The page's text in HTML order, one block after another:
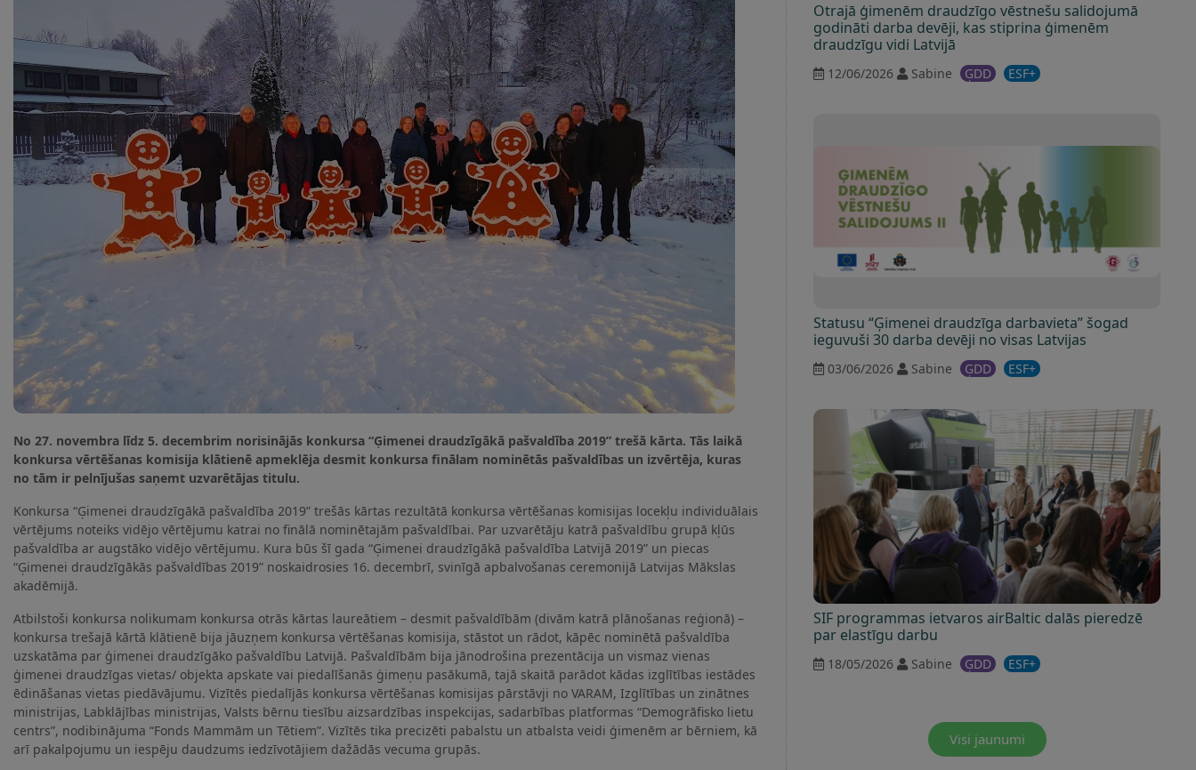
No 27. novembra līdz 5. decembrim norisinājās konkursa “Ģimenei draudzīgākā pašvaldība 2019” trešā kārta. Tās laikā
konkursa vērtēšanas komisija klātienē apmeklēja desmit konkursa finālam nominētās pašvaldības un izvērtēja, kuras
no tām ir pelnījušas saņemt uzvarētājas titulu.
Konkursa “Ģimenei draudzīgākā pašvaldība 2019” trešās kārtas rezultātā konkursa vērtēšanas komisijas locekļu individuālais
vērtējums noteiks vidējo vērtējumu katrai no finālā nominētajām pašvaldībai. Par uzvarētāju katrā pašvaldību grupā kļūs
pašvaldība ar augstāko vidējo vērtējumu. Kura būs šī gada “Ģimenei draudzīgākā pašvaldība Latvijā 2019” un piecas
“Ģimenei draudzīgākās pašvaldības 2019” noskaidrosies 16. decembrī, svinīgā apbalvošanas ceremonijā Latvijas Mākslas
akadēmijā.
Atbilstoši konkursa nolikumam konkursa otrās kārtas laureātiem – desmit pašvaldībām (divām katrā plānošanas reģionā) –
konkursa trešajā kārtā klātienē bija jāuzņem konkursa vērtēšanas komisija, stāstot un rādot, kāpēc nominētā pašvaldība
uzskatāma par ģimenei draudzīgāko pašvaldību Latvijā. Pašvaldībām bija jānodrošina prezentācija un vismaz vienas
ģimenei draudzīgas vietas/ objekta apskate vai piedalīšanās ģimeņu pasākumā, tajā skaitā parādot kādas izglītības iestādes
ēdināšanas vietas piedāvājumu. Vizītēs piedalījās konkursa vērtēšanas komisijas pārstāvji no VARAM, Izglītības un zinātnes
ministrijas, Labklājības ministrijas, Valsts bērnu tiesību aizsardzības inspekcijas, sadarbības platformas “Demogrāfisko lietu
centrs”, nodibinājuma “Fonds Mammām un Tētiem”. Vizītēs tika precizēti pabalstu un atbalsta veidi ģimenēm ar bērniem, kā
arī pakalpojumu un iespēju daudzums iedzīvotājiem dažādās vecuma grupās.
Otrajā ģimenēm draudzīgo vēstnešu salidojumā
godināti darba devēji, kas stiprina ģimenēm
draudzīgu vidi Latvijā
12/06/2026 Sabine ĢDD ESF+
Statusu “Ģimenei draudzīga darbavieta” šogad
ieguvuši 30 darba devēji no visas Latvijas
03/06/2026 Sabine ĢDD ESF+
SIF programmas ietvaros airBaltic dalās pieredzē
par elastīgu darbu
18/05/2026 Sabine ĢDD ESF+
Visi jaunumi